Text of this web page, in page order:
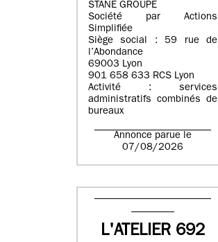
STANE GROUPE
Société par Actions
Simplifiée
Siège social : 59 rue de
l’Abondance
69003 Lyon
901 658 633 RCS Lyon
Activité : services
administratifs combinés de
bureaux
Annonce parue le
07/08/2026
L'ATELIER 692